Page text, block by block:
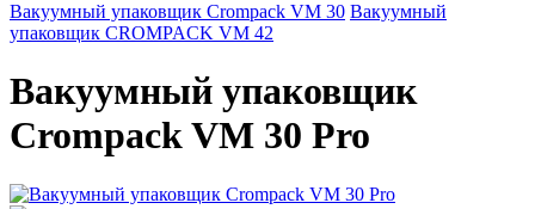
Вакуумный упаковщик Crompack VM 30 Вакуумный
упаковщик CROMPACK VM 42
Вакуумный упаковщик
Crompack VM 30 Pro